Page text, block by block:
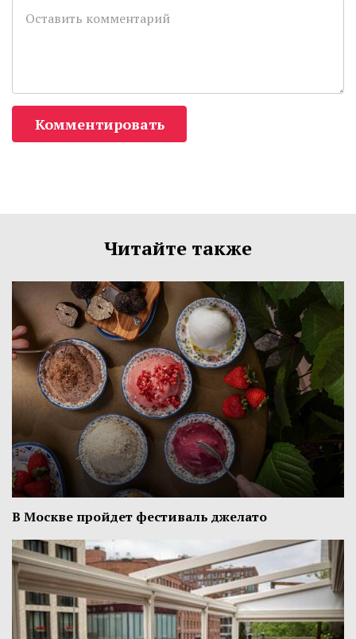
Комментировать
Читайте также
В Москве пройдет фестиваль джелато